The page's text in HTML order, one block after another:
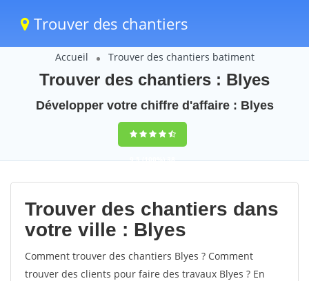
Trouver des chantiers
Accueil Trouver des chantiers batiment
Trouver des chantiers : Blyes
Développer votre chiffre d'affaire : Blyes
9,5(100%)38
votes
Trouver des chantiers dans
votre ville : Blyes
Comment trouver des chantiers Blyes ? Comment
trouver des clients pour faire des travaux Blyes ? En